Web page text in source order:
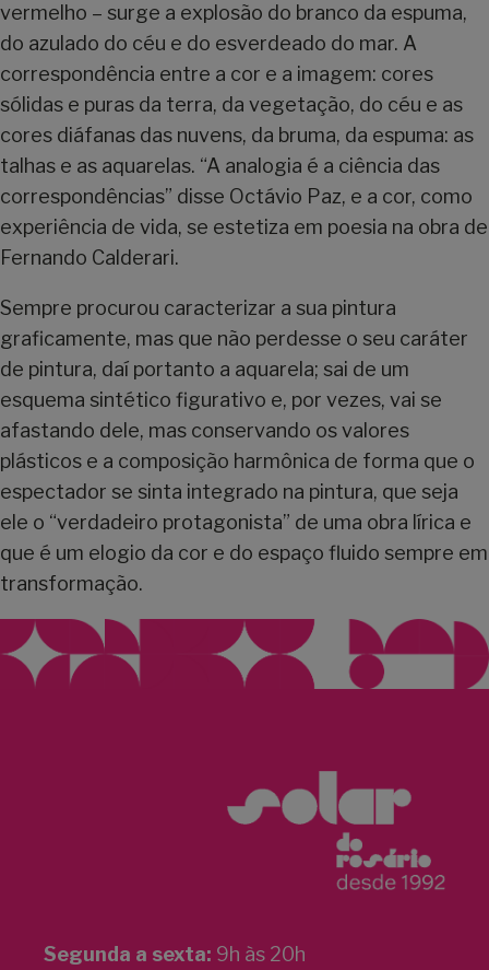
vermelho – surge a explosão do branco da espuma,
do azulado do céu e do esverdeado do mar. A
correspondência entre a cor e a imagem: cores
sólidas e puras da terra, da vegetação, do céu e as
cores diáfanas das nuvens, da bruma, da espuma: as
talhas e as aquarelas. “A analogia é a ciência das
correspondências” disse Octávio Paz, e a cor, como
experiência de vida, se estetiza em poesia na obra de
Fernando Calderari.
Sempre procurou caracterizar a sua pintura
graficamente, mas que não perdesse o seu caráter
de pintura, daí portanto a aquarela; sai de um
esquema sintético figurativo e, por vezes, vai se
afastando dele, mas conservando os valores
plásticos e a composição harmônica de forma que o
espectador se sinta integrado na pintura, que seja
ele o “verdadeiro protagonista” de uma obra lírica e
que é um elogio da cor e do espaço fluido sempre em
transformação.
Segunda a sexta: 9h às 20h